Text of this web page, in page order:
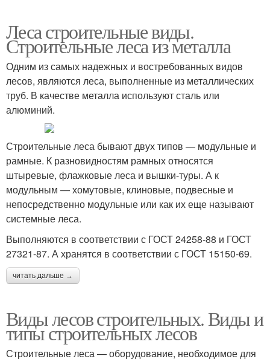
Леса строительные виды.
Строительные леса из металла
Одним из самых надежных и востребованных видов
лесов, являются леса, выполненные из металлических
труб. В качестве металла используют сталь или
алюминий.
Строительные леса бывают двух типов — модульные и
рамные. К разновидностям рамных относятся
штыревые, флажковые леса и вышки-туры. А к
модульным — хомутовые, клиновые, подвесные и
непосредственно модульные или как их еще называют
системные леса.
Выполняются в соответствии с ГОСТ 24258-88 и ГОСТ
27321-87. А хранятся в соответствии с ГОСТ 15150-69.
читать дальше →
Виды лесов строительных. Виды и
типы строительных лесов
Строительные леса — оборудование, необходимое для